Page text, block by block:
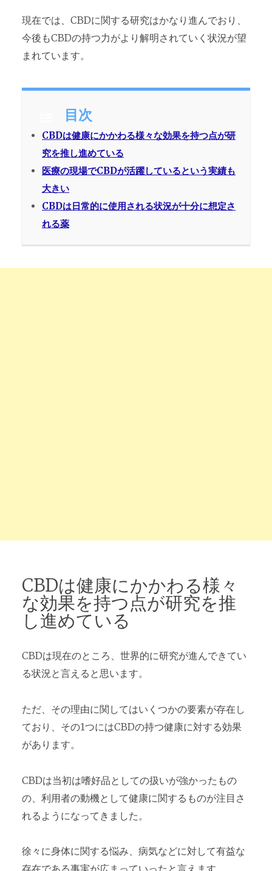
現在では、CBDに関する研究はかなり進んでおり、
今後もCBDの持つ力がより解明されていく状況が望
まれています。
目次
CBDは健康にかかわる様々な効果を持つ点が研
究を推し進めている
医療の現場でCBDが活躍しているという実績も
大きい
CBDは日常的に使用される状況が十分に想定さ
れる薬
CBDは健康にかかわる様々
な効果を持つ点が研究を推
し進めている
CBDは現在のところ、世界的に研究が進んできてい
る状況と言えると思います。
ただ、その理由に関してはいくつかの要素が存在し
ており、その1つにはCBDの持つ健康に対する効果
があります。
CBDは当初は嗜好品としての扱いが強かったもの
の、利用者の動機として健康に関するものが注目さ
れるようになってきました。
徐々に身体に関する悩み、病気などに対して有益な